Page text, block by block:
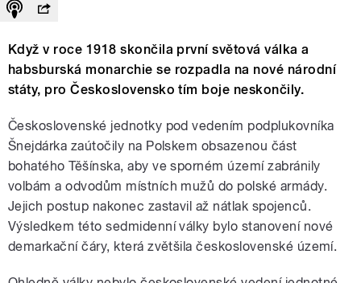
Když v roce 1918 skončila první světová válka a
habsburská monarchie se rozpadla na nové národní
státy, pro Československo tím boje neskončily.
Československé jednotky pod vedením podplukovníka
Šnejdárka zaútočily na Polskem obsazenou část
bohatého Těšínska, aby ve sporném území zabránily
volbám a odvodům místních mužů do polské armády.
Jejich postup nakonec zastavil až nátlak spojenců.
Výsledkem této sedmidenní války bylo stanovení nové
demarkační čáry, která zvětšila československé území.